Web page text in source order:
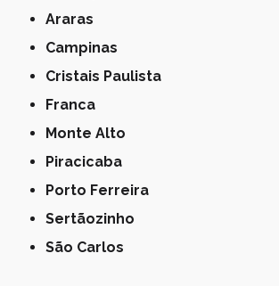
Araras
Campinas
Cristais Paulista
Franca
Monte Alto
Piracicaba
Porto Ferreira
Sertãozinho
São Carlos